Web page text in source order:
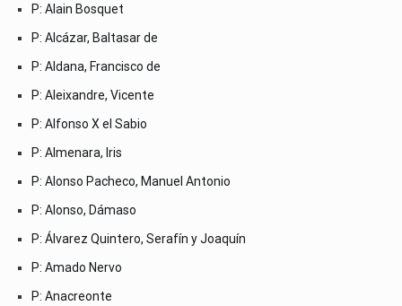
P: Alain Bosquet
P: Alcázar, Baltasar de
P: Aldana, Francisco de
P: Aleixandre, Vicente
P: Alfonso X el Sabio
P: Almenara, Iris
P: Alonso Pacheco, Manuel Antonio
P: Alonso, Dámaso
P: Álvarez Quintero, Serafín y Joaquín
P: Amado Nervo
P: Anacreonte